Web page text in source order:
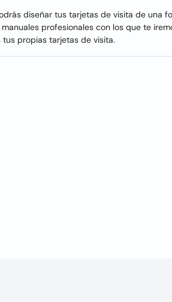
diseñar tus tarjetas de visita de una
profesionales con los que te
tus propias tarjetas de visita.